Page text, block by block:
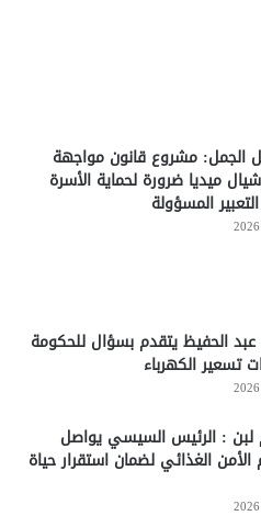
الجمل: مشروع قانون مواجهة
ميديا ضرورة لحماية الأسرة
المسؤولة
عبد الحفيظ يتقدم بسؤال للحكومة
تسعير الكهرباء
لبن : الرئيس السيسي يواصل
الغذائي لضمان استقرار حياة